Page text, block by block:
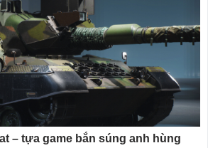
– tựa game bắn súng anh hùng